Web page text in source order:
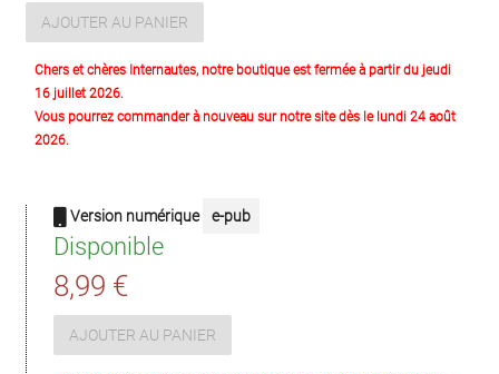
AJOUTER AU PANIER
Chers et chères Internautes, notre boutique est fermée à partir du jeudi
16 juillet 2026.
Vous pourrez commander à nouveau sur notre site dès le lundi 24 août
2026.
Version numérique e-pub
Disponible
8,99 €
AJOUTER AU PANIER